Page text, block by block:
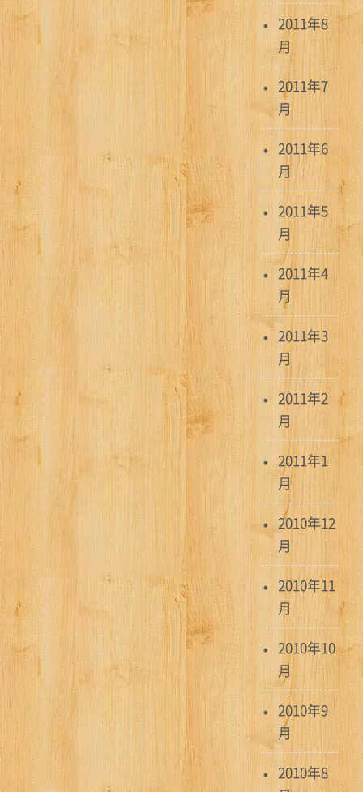
2011年8
月
2011年7
月
2011年6
月
2011年5
月
2011年4
月
2011年3
月
2011年2
月
2011年1
月
2010年12
月
2010年11
月
2010年10
月
2010年9
月
2010年8